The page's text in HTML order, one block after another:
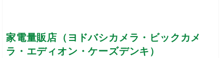
家電量販店（ヨドバシカメラ・ビックカメ
ラ・エディオン・ケーズデンキ）